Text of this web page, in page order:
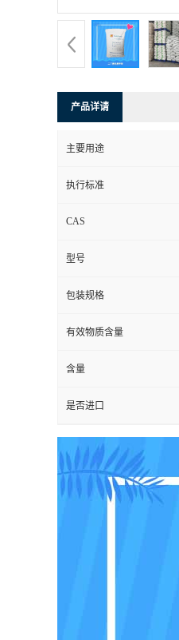
产品详请
主要用途
执行标准
CAS
型号
包装规格
有效物质含量
含量
是否进口